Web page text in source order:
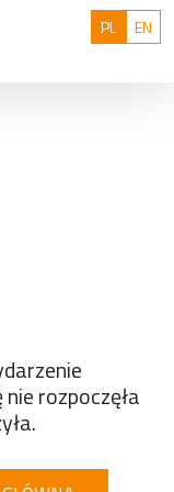
PLPolski
EN
rozpoczęła